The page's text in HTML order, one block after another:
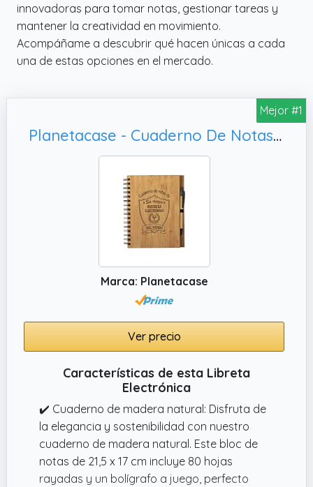
innovadoras para tomar notas, gestionar tareas y
mantener la creatividad en movimiento.
Acompáñame a descubrir qué hacen únicas a cada
una de estas opciones en el mercado.
Mejor #1
Planetacase - Cuaderno De Notas La Mejor Ingeniera Electronica Del Mundo - Libreta De Madera Natural Con Boligrafo - Bloc de Notas A5 con 80 Hojas - Diseño Grabado en Bajorrelieve
Marca: Planetacase
Ver precio
Características de esta Libreta
Electrónica
✔️ Cuaderno de madera natural: Disfruta de
la elegancia y sostenibilidad con nuestro
cuaderno de madera natural. Este bloc de
notas de 21,5 x 17 cm incluye 80 hojas
rayadas y un bolígrafo a juego, perfecto